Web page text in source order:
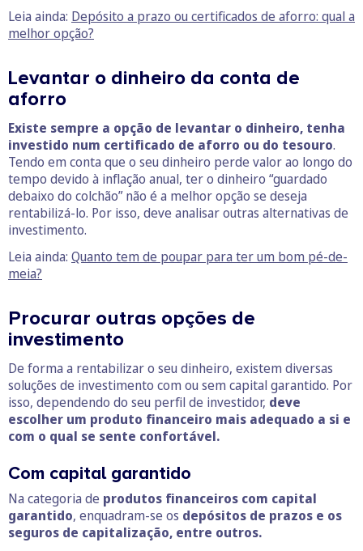
Leia ainda: Depósito a prazo ou certificados de aforro: qual a
melhor opção?
Levantar o dinheiro da conta de
aforro
Existe sempre a opção de levantar o dinheiro, tenha
investido num certificado de aforro ou do tesouro.
Tendo em conta que o seu dinheiro perde valor ao longo do
tempo devido à inflação anual, ter o dinheiro “guardado
debaixo do colchão” não é a melhor opção se deseja
rentabilizá-lo. Por isso, deve analisar outras alternativas de
investimento.
Leia ainda: Quanto tem de poupar para ter um bom pé-de-
meia?
Procurar outras opções de
investimento
De forma a rentabilizar o seu dinheiro, existem diversas
soluções de investimento com ou sem capital garantido. Por
isso, dependendo do seu perfil de investidor, deve
escolher um produto financeiro mais adequado a si e
com o qual se sente confortável.
Com capital garantido
Na categoria de produtos financeiros com capital
garantido, enquadram-se os depósitos de prazos e os
seguros de capitalização, entre outros.